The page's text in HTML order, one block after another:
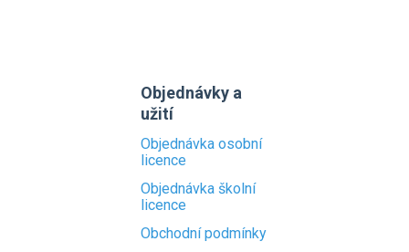
Objednávky a
užití
Objednávka osobní
licence
Objednávka školní
licence
Obchodní podmínky